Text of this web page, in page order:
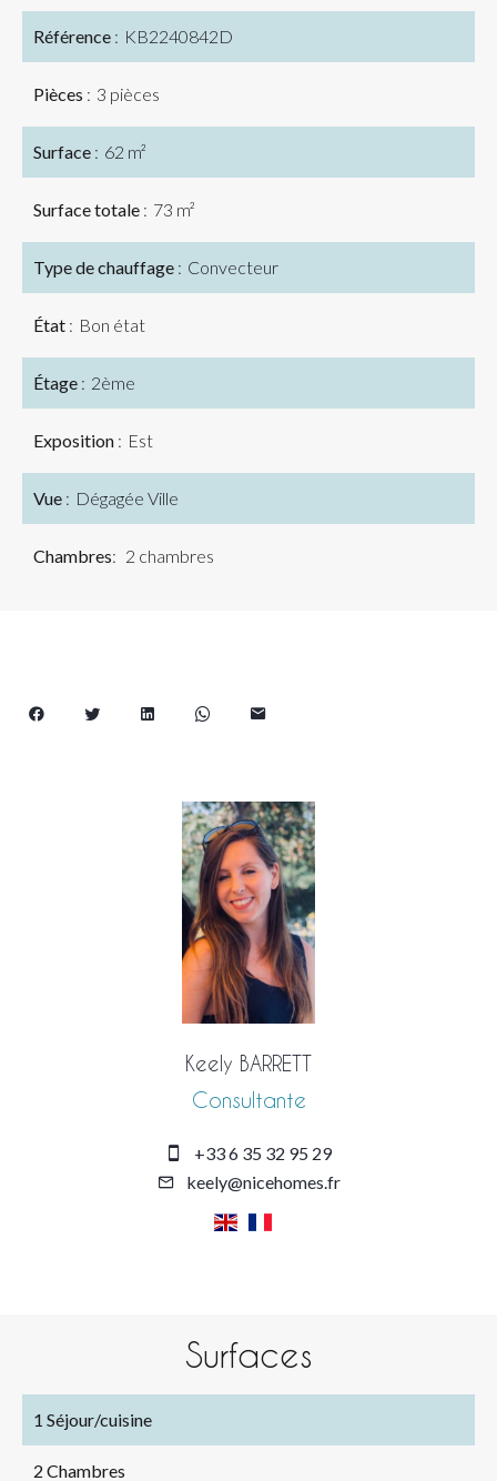
Référence KB2240842D
Pièces 3 pièces
Surface 62 m²
Surface totale 73 m²
Type de chauffage Convecteur
État Bon état
Étage 2ème
Exposition Est
Vue Dégagée Ville
Chambres 2 chambres
Keely BARRETT
Consultante
+33 6 35 32 95 29
keely@nicehomes.fr
Surfaces
1 Séjour/cuisine
2 Chambres